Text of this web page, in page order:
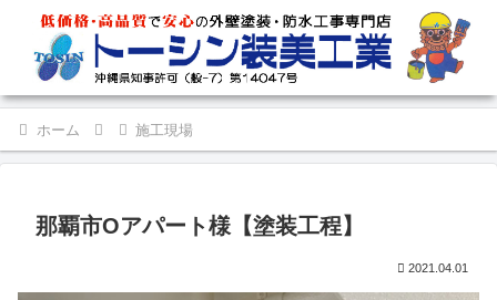
ホーム 施工現場
那覇市Oアパート様【塗装工程】
2021.04.01